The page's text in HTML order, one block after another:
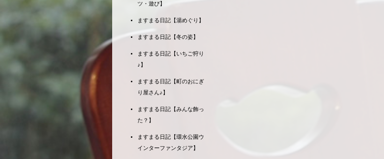
ツ・遊び】
ますまる日記【湯めぐり】
ますまる日記【冬の姿】
ますまる日記【いちご狩り
♪】
ますまる日記【町のおにぎ
り屋さん♪】
ますまる日記【みんな飾っ
た？】
ますまる日記【環水公園ウ
インターファンタジア】